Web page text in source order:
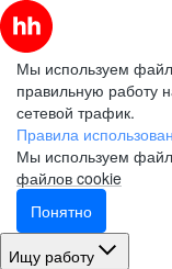
Мы используем
правильную работу
сетевой трафик.
Правила
Мы используем
файлов cookie
Понятно
Ищу работу